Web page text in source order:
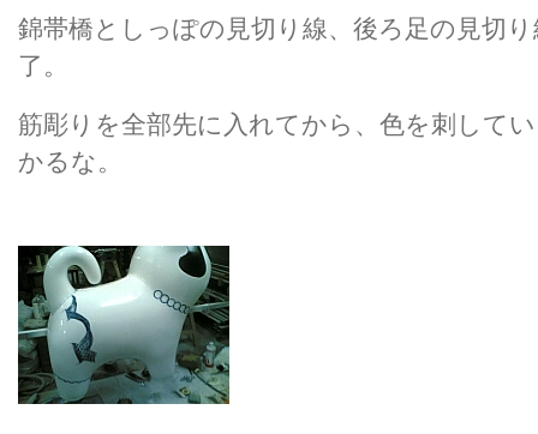
錦帯橋としっぽの見切り線、後ろ足の見切
了。
筋彫りを全部先に入れてから、色を刺して
かるな。